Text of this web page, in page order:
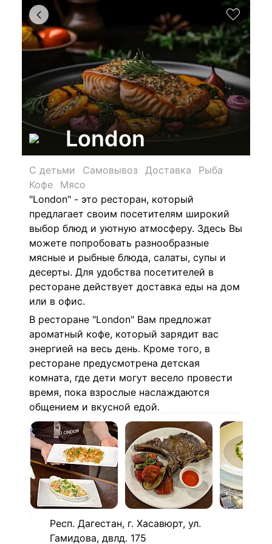
London
С детьми Самовывоз Доставка
Рыба
Кофе
Мясо
"London" - это ресторан, который
предлагает своим посетителям широкий
выбор блюд и уютную атмосферу. Здесь Вы
можете попробовать разнообразные
мясные и рыбные блюда, салаты, супы и
десерты. Для удобства посетителей в
ресторане действует доставка еды на дом
или в офис.
В ресторане "London" Вам предложат
ароматный кофе, который зарядит вас
энергией на весь день. Кроме того, в
ресторане предусмотрена детская
комната, где дети могут весело провести
время, пока взрослые наслаждаются
общением и вкусной едой.
Респ. Дагестан, г. Хасавюрт, ул.
Гамидова, двлд. 175